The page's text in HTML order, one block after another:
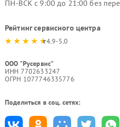
ПН-ВСК с 9:00 до 21:00 без
Рейтинг сервисного центра
4.9-5.0
ООО "Русервис"
ИНН 7702633247
ОГРН 1077746335776
Поделиться в соц. сетях: